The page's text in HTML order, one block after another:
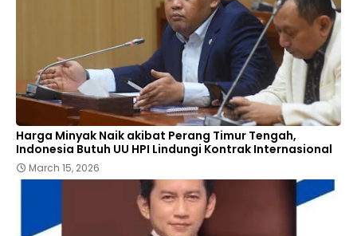
Harga Minyak Naik akibat Perang Timur Tengah,
Indonesia Butuh UU HPI Lindungi Kontrak Internasional
March 15, 2026